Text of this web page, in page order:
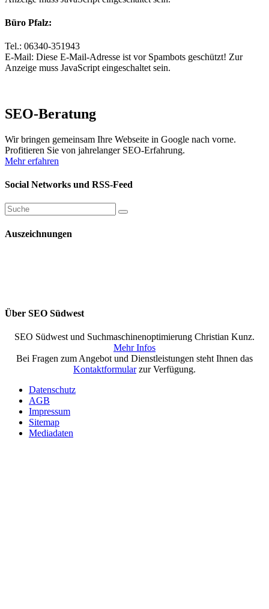
Büro Pfalz:
Tel.: 06340-351943
E-Mail: Diese E-Mail-Adresse ist vor Spambots geschützt! Zur
Anzeige muss JavaScript eingeschaltet sein.
SEO-Beratung
Wir bringen gemeinsam Ihre Webseite in Google nach vorne.
Profitieren Sie von jahrelanger SEO-Erfahrung.
Mehr erfahren
Social Networks und RSS-Feed
Auszeichnungen
Über SEO Südwest
SEO Südwest und Suchmaschinenoptimierung Christian Kunz.
Mehr Infos
Bei Fragen zum Angebot und Dienstleistungen steht Ihnen das
Kontaktformularzur Verfügung.
Datenschutz
AGB
Impressum
Sitemap
Mediadaten